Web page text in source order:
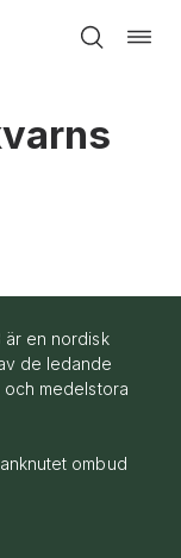
Toggle
är en nordisk
de ledande
medelstora
ombud